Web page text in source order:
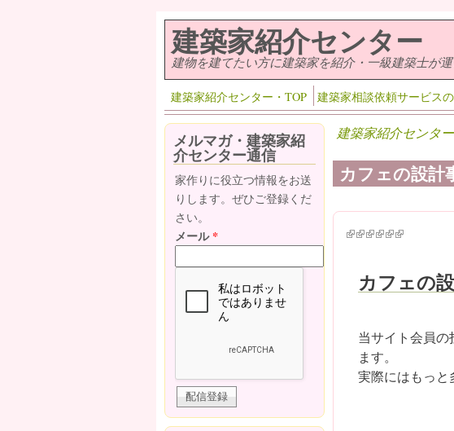
建築家紹介センター
建物を建てたい方に建築家を紹介・一級建築士が
建築家紹介センター・TOP 建築家相談依頼サービス
建築家紹介センタ
カフェの設計
(link is external)
(link is external)
(link is external)
(link is external)
(link is
(link is
カフェの
当サイト会員
ます。
実際にはもっと
メルマガ・建築家紹
介センター通信
家作りに役立つ情報をお送
りします。ぜひご登録くだ
さい。
メール*